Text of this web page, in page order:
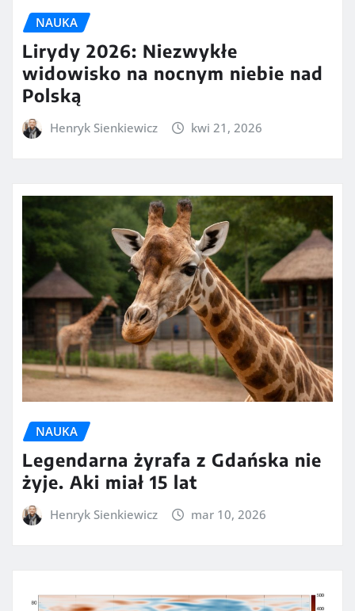
NAUKA
Lirydy 2026: Niezwykłe
widowisko na nocnym niebie nad
Polską
Henryk Sienkiewicz kwi 21, 2026
NAUKA
Legendarna żyrafa z Gdańska nie
żyje. Aki miał 15 lat
Henryk Sienkiewicz mar 10, 2026